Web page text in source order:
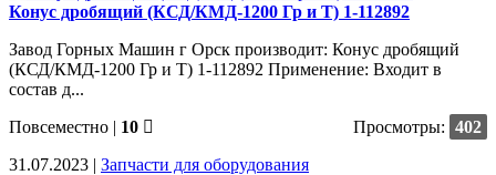
Конус дробящий (КСД/КМД-1200 Гр и Т) 1-112892
Завод Горных Машин г Орск производит: Конус дробящий
(КСД/КМД-1200 Гр и Т) 1-112892 Применение: Входит в
состав д...
Повсеместно | 10 Просмотры: 402
31.07.2023 | Запчасти для оборудования